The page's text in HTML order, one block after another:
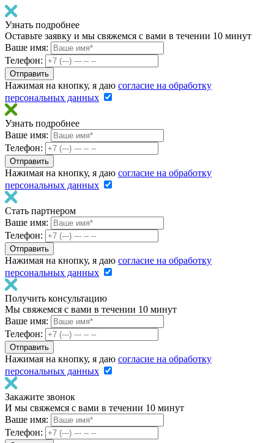
Узнать подробнее
Оставьте заявку и мы свяжемся с вами в течении 10 минут
Ваше имя:
Телефон:
Нажимая на кнопку, я даю согласие на обработку
персональных данных
Узнать подробнее
Ваше имя:
Телефон:
Нажимая на кнопку, я даю согласие на обработку
персональных данных
Стать партнером
Ваше имя:
Телефон:
Нажимая на кнопку, я даю согласие на обработку
персональных данных
Получить консультацию
Мы свяжемся с вами в течении 10 минут
Ваше имя:
Телефон:
Нажимая на кнопку, я даю согласие на обработку
персональных данных
Закажите звонок
И мы свяжемся с вами в течении 10 минут
Ваше имя:
Телефон: